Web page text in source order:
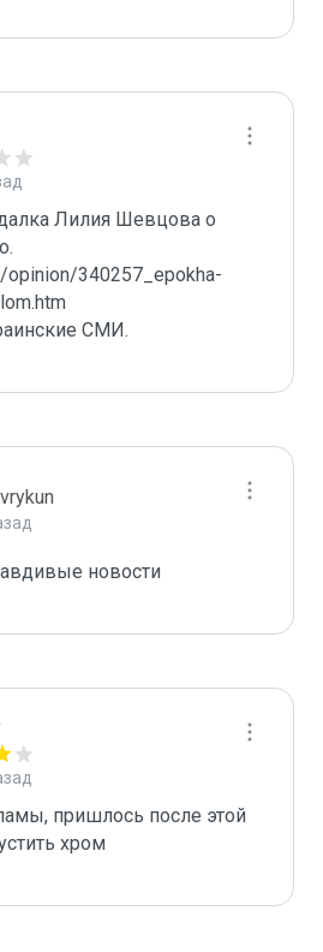
Лилия Шевцова о
opinion/340257_epokha-
СМИ.
новости
пришлось после этой
хром